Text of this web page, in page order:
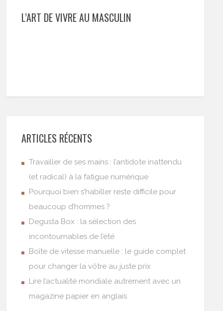
L’ART DE VIVRE AU MASCULIN
ARTICLES RÉCENTS
Travailler de ses mains : l’antidote inattendu
(et radical) à la fatigue numérique
Pourquoi bien s’habiller reste difficile pour
beaucoup d’hommes ?
Degusta Box : la sélection des
incontournables de l’été
Boîte de vitesse manuelle : le guide complet
pour changer la vôtre au juste prix
Lire l’actualité mondiale autrement avec un
magazine papier en anglais